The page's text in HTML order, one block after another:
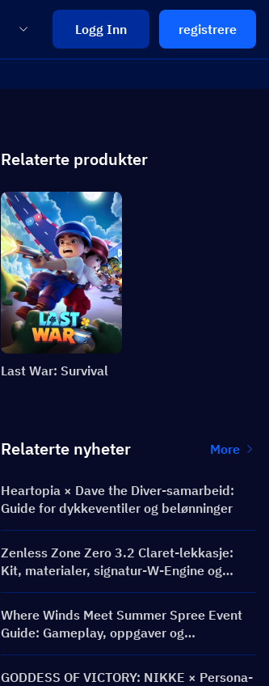
Logg Inn registrere
Relaterte produkter
Last War: Survival
Relaterte nyheter More
Heartopia × Dave the Diver-samarbeid:
Guide for dykkeventiler og belønninger
Zenless Zone Zero 3.2 Claret-lekkasje:
Kit, materialer, signatur-W-Engine og
Mindscape Cinema
Where Winds Meet Summer Spree Event
Guide: Gameplay, oppgaver og
belønninger
GODDESS OF VICTORY: NIKKE × Persona-